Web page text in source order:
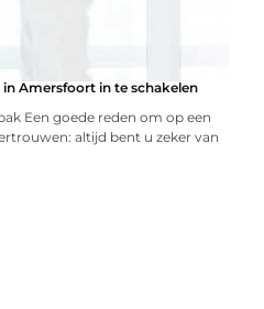
Amersfoort in te schakelen
Een goede reden om op een
altijd bent u zeker van